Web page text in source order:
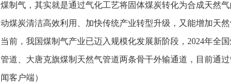
煤制气，其实就是通过气化工艺将固体煤炭转化为合成天然
动煤炭清洁高效利用、加快传统产业转型升级，又能增加天
当前，我国煤制气产业已迈入规模化发展新阶段，2024年全
管道、大唐克旗煤制天然气管道两条骨干外输通道，目前通
闻客户端）